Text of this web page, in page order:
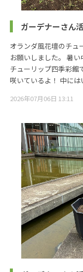
ガーデナーさん
オランダ風花壇のチュ
お願いしました。 暑い
チューリップ四季彩館
咲いているよ！ 中に
2026年07月06日 13:11